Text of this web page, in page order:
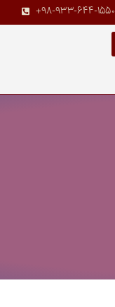
+98-933-644-1550